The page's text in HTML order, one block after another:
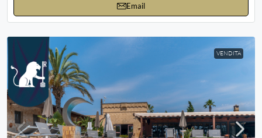
Email
VENDITA